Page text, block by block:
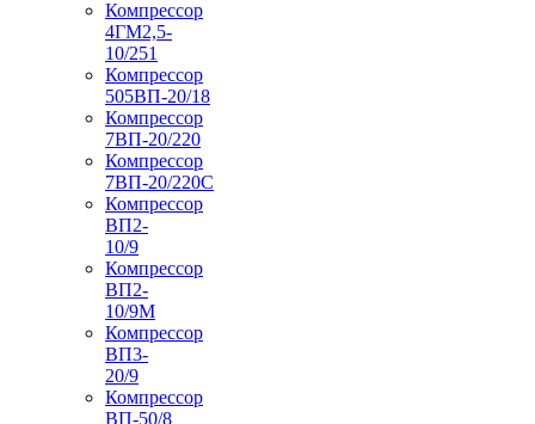
Компрессор
4ГМ2,5-
10/251
Компрессор
505ВП-20/18
Компрессор
7ВП-20/220
Компрессор
7ВП-20/220С
Компрессор
ВП2-
10/9
Компрессор
ВП2-
10/9М
Компрессор
ВП3-
20/9
Компрессор
ВП-50/8